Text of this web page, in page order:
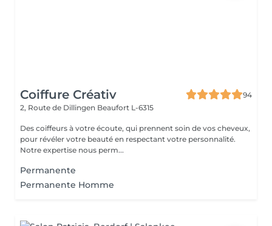
Coiffure Créativ
94
2, Route de Dillingen Beaufort L-6315
Des coiffeurs à votre écoute, qui prennent soin de vos cheveux,
pour révéler votre beauté en respectant votre personnalité.
Notre expertise nous perm...
Permanente
Permanente Homme